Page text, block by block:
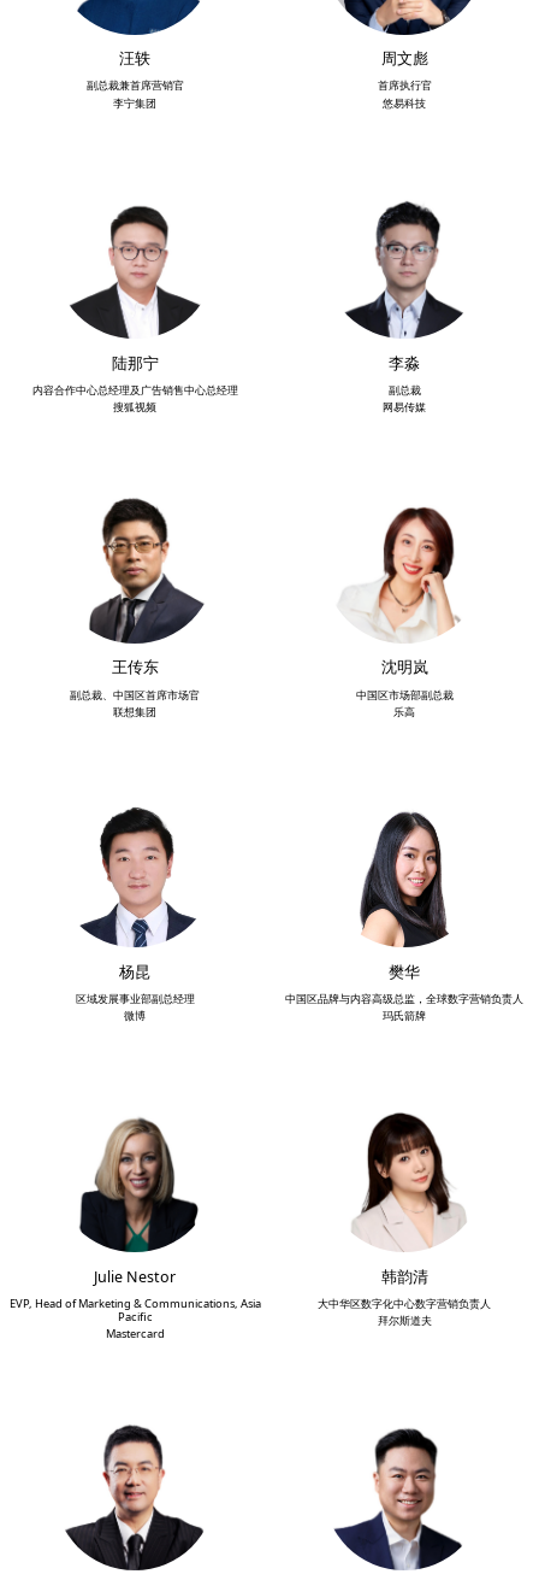
汪轶
副总裁兼首席营销官
李宁集团
周文彪
首席执行官
悠易科技
陆那宁
内容合作中心总经理及广告销售中心总经理
搜狐视频
李淼
副总裁
网易传媒
王传东
副总裁、中国区首席市场官
联想集团
沈明岚
中国区市场部副总裁
乐高
杨昆
区域发展事业部副总经理
微博
樊华
中国区品牌与内容高级总监，全球数字营销负责人
玛氏箭牌
Julie Nestor
EVP, Head of Marketing & Communications, Asia
Pacific
Mastercard
韩韵清
大中华区数字化中心数字营销负责人
拜尔斯道夫